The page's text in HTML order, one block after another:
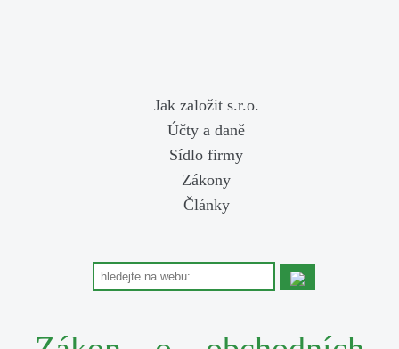
Jak založit s.r.o.
Účty a daně
Sídlo firmy
Zákony
Články